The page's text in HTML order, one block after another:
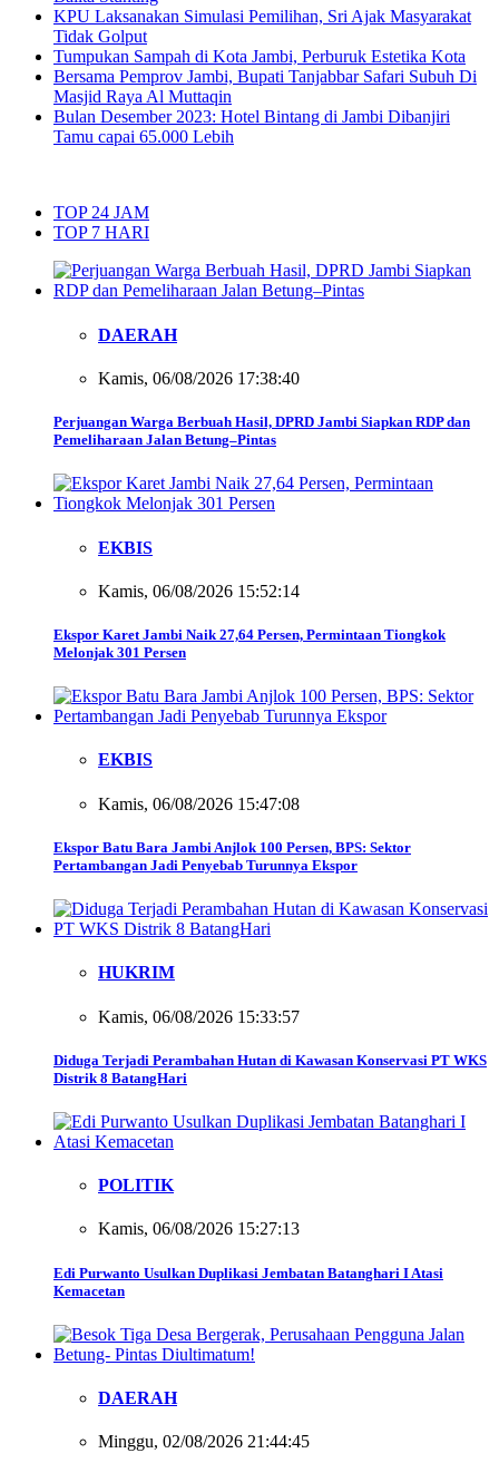
KPU Laksanakan Simulasi Pemilihan, Sri Ajak Masyarakat
Tidak Golput
Tumpukan Sampah di Kota Jambi, Perburuk Estetika Kota
Bersama Pemprov Jambi, Bupati Tanjabbar Safari Subuh Di
Masjid Raya Al Muttaqin
Bulan Desember 2023: Hotel Bintang di Jambi Dibanjiri
Tamu capai 65.000 Lebih
TOP 24 JAM
TOP 7 HARI
DAERAH
Kamis, 06/08/2026 17:38:40
Perjuangan Warga Berbuah Hasil, DPRD Jambi Siapkan RDP dan
Pemeliharaan Jalan Betung–Pintas
EKBIS
Kamis, 06/08/2026 15:52:14
Ekspor Karet Jambi Naik 27,64 Persen, Permintaan Tiongkok
Melonjak 301 Persen
EKBIS
Kamis, 06/08/2026 15:47:08
Ekspor Batu Bara Jambi Anjlok 100 Persen, BPS: Sektor
Pertambangan Jadi Penyebab Turunnya Ekspor
HUKRIM
Kamis, 06/08/2026 15:33:57
Diduga Terjadi Perambahan Hutan di Kawasan Konservasi PT WKS
Distrik 8 BatangHari
POLITIK
Kamis, 06/08/2026 15:27:13
Edi Purwanto Usulkan Duplikasi Jembatan Batanghari I Atasi
Kemacetan
DAERAH
Minggu, 02/08/2026 21:44:45